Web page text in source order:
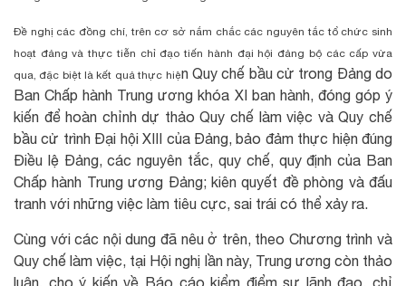
Đề nghị các đồng chí, trên cơ sở nắm chắc các nguyên tắc tổ chức sinh
hoạt đảng và thực tiễn chỉ đạo tiến hành đại hội đảng bộ các cấp vừa
qua, đặc biệt là kết quả thực hiện Quy chế bầu cử trong Đảng do
Ban Chấp hành Trung ương khóa XI ban hành, đóng góp ý
kiến để hoàn chỉnh dự thảo Quy chế làm việc và Quy chế
bầu cử trình Đại hội XIII của Đảng, bảo đảm thực hiện đúng
Điều lệ Đảng, các nguyên tắc, quy chế, quy định của Ban
Chấp hành Trung ương Đảng; kiên quyết đề phòng và đấu
tranh với những việc làm tiêu cực, sai trái có thể xảy ra.
Cùng với các nội dung đã nêu ở trên, theo Chương trình và
Quy chế làm việc, tại Hội nghị lần này, Trung ương còn thảo
luận, cho ý kiến về Báo cáo kiểm điểm sự lãnh đạo, chỉ